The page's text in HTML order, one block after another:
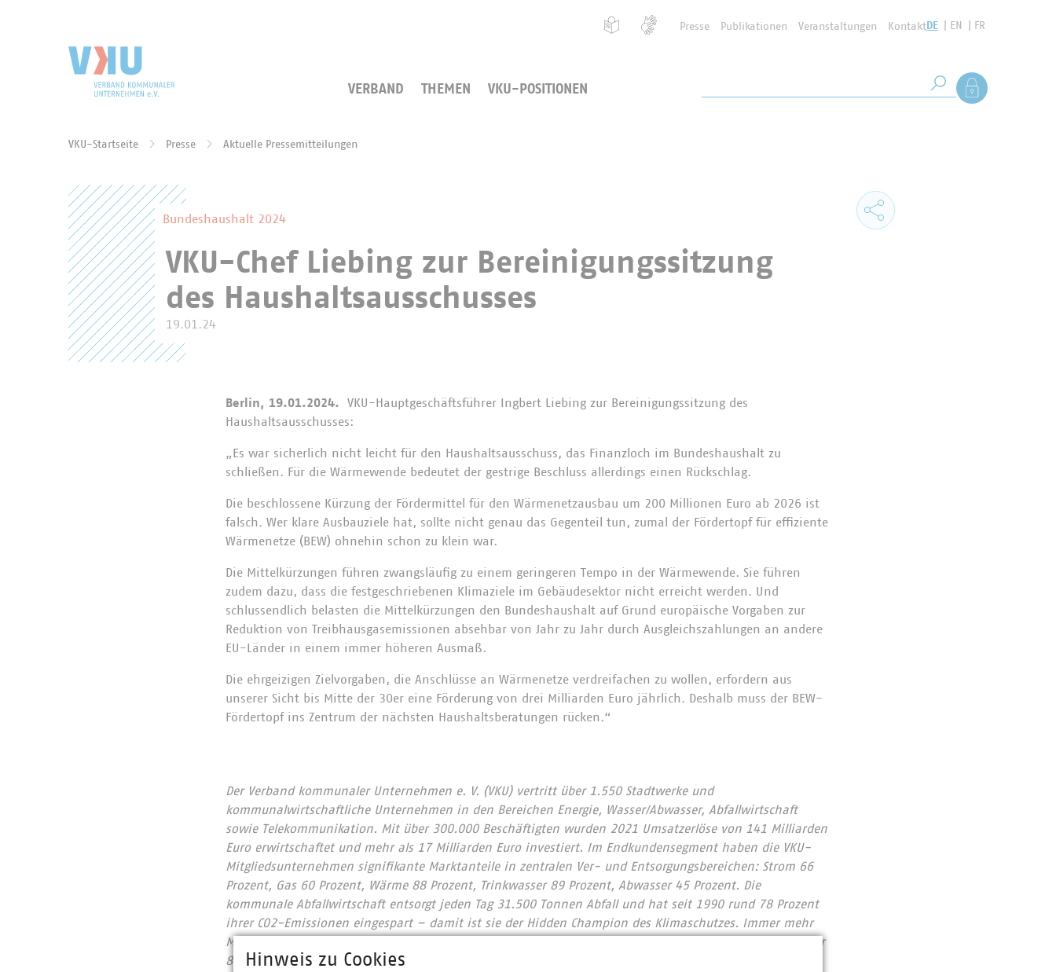
Presse Publikationen Veranstaltungen KontaktDE EN FR
VERBAND THEMEN VKU-POSITIONEN Suche starten
Als Mitglied
VKU-Startseite Presse Aktuelle Pressemitteilungen
Bundeshaushalt 2024
VKU-Chef Liebing zur Bereinigungssitzung
des Haushaltsausschusses
19.01.24
Berlin, 19.01.2024.
VKU-Hauptgeschäftsführer Ingbert Liebing zur Bereinigungssitzung des
Haushaltsausschusses:
„Es war sicherlich nicht leicht für den Haushaltsausschuss, das Finanzloch im Bundeshaushalt zu
schließen. Für die Wärmewende bedeutet der gestrige Beschluss allerdings einen Rückschlag.
Die beschlossene Kürzung der Fördermittel für den Wärmenetzausbau um 200 Millionen Euro ab 2026 ist
falsch. Wer klare Ausbauziele hat, sollte nicht genau das Gegenteil tun, zumal der Fördertopf für effiziente
Wärmenetze (BEW) ohnehin schon zu klein war.
Die Mittelkürzungen führen zwangsläufig zu einem geringeren Tempo in der Wärmewende. Sie führen
zudem dazu, dass die festgeschriebenen Klimaziele im Gebäudesektor nicht erreicht werden. Und
schlussendlich belasten die Mittelkürzungen den Bundeshaushalt auf Grund europäische Vorgaben zur
Reduktion von Treibhausgasemissionen absehbar von Jahr zu Jahr durch Ausgleichszahlungen an andere
EU-Länder in einem immer höheren Ausmaß.
Die ehrgeizigen Zielvorgaben, die Anschlüsse an Wärmenetze verdreifachen zu wollen, erfordern aus
unserer Sicht bis Mitte der 30er eine Förderung von drei Milliarden Euro jährlich. Deshalb muss der BEW-
Fördertopf ins Zentrum der nächsten Haushaltsberatungen rücken.“
Der Verband kommunaler Unternehmen e. V. (VKU) vertritt über 1.550 Stadtwerke und
kommunalwirtschaftliche Unternehmen in den Bereichen Energie, Wasser/Abwasser, Abfallwirtschaft
sowie Telekommunikation. Mit über 300.000 Beschäftigten wurden 2021 Umsatzerlöse von 141 Milliarden
Euro erwirtschaftet und mehr als 17 Milliarden Euro investiert. Im Endkundensegment haben die VKU-
Mitgliedsunternehmen signifikante Marktanteile in zentralen Ver- und Entsorgungsbereichen: Strom 66
Prozent, Gas 60 Prozent, Wärme 88 Prozent, Trinkwasser 89 Prozent, Abwasser 45 Prozent. Die
kommunale Abfallwirtschaft entsorgt jeden Tag 31.500 Tonnen Abfall und hat seit 1990 rund 78 Prozent
ihrer CO2-Emissionen eingespart – damit ist sie der Hidden Champion des Klimaschutzes. Immer mehr
Mitgliedsunternehmen engagieren sich im Breitbandausbau: 206 Unternehmen investieren pro Jahr über
822 Millionen Euro. Künftig wollen 80 Prozent der kommunalen Unternehmen den
Hinweis zu Cookies